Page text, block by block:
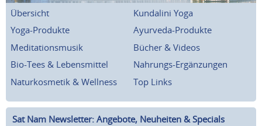
Übersicht
Kundalini Yoga
Yoga-Produkte
Ayurveda-Produkte
Meditationsmusik
Bücher & Videos
Bio-Tees & Lebensmittel
Nahrungs-Ergänzungen
Naturkosmetik & Wellness
Top Links
Sat Nam Newsletter: Angebote, Neuheiten & Specials